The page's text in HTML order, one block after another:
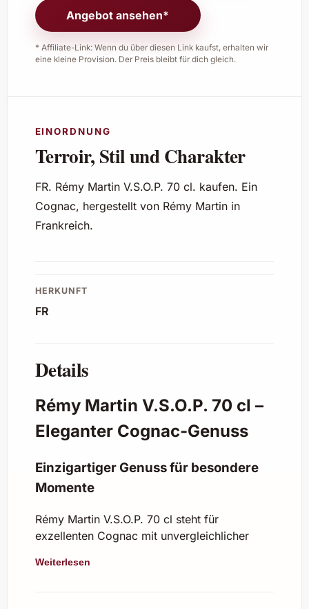
Angebot ansehen*
* Affiliate-Link: Wenn du über diesen Link kaufst, erhalten wir
eine kleine Provision. Der Preis bleibt für dich gleich.
EINORDNUNG
Terroir, Stil und Charakter
FR. Rémy Martin V.S.O.P. 70 cl. kaufen. Ein
Cognac, hergestellt von Rémy Martin in
Frankreich.
HERKUNFT
FR
Details
Rémy Martin V.S.O.P. 70 cl –
Eleganter Cognac-Genuss
Einzigartiger Genuss für besondere
Momente
Rémy Martin V.S.O.P. 70 cl steht für
exzellenten Cognac mit unvergleichlicher
über 300 Jahren Erfahrung in der Cognac-
Weiterlesen